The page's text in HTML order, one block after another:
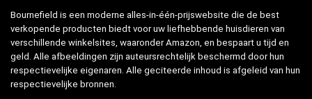
Bournefield is een moderne alles-in-één-prijswebsite die de best
verkopende producten biedt voor uw liefhebbende huisdieren van
verschillende winkelsites, waaronder Amazon, en bespaart u tijd en
geld. Alle afbeeldingen zijn auteursrechtelijk beschermd door hun
respectievelijke eigenaren. Alle geciteerde inhoud is afgeleid van hun
respectievelijke bronnen.